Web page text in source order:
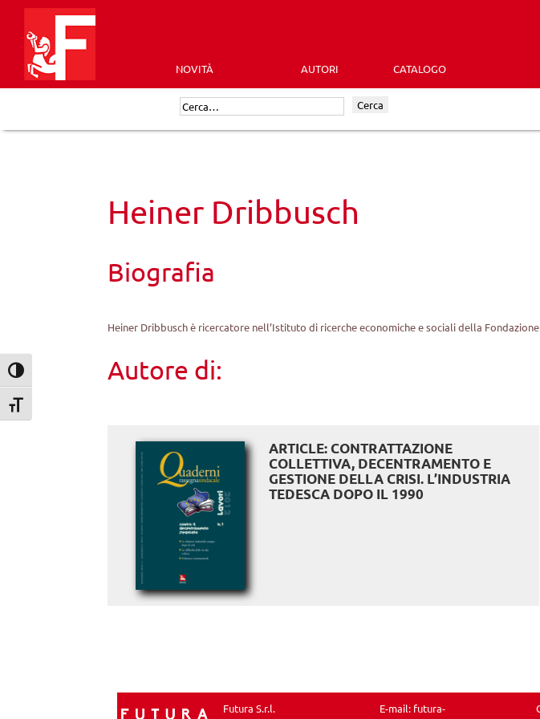
Attiva/disattiva alto contrasto
Attiva/disattiva dimensione testo
content
Futura
Editrice
NOVITÀ AUTORI CATALOGO
Cerca: Cerca
Heiner Dribbusch
Biografia
Heiner Dribbusch è ricercatore nell’Istituto di ricerche economiche e sociali della
Autore di:
ARTICLE: CONTRATTAZIONE
COLLETTIVA, DECENTRAMENTO E
GESTIONE DELLA CRISI. L’INDUSTRIA
TEDESCA DOPO IL 1990
Futura S.r.l.
E-mail: futura-